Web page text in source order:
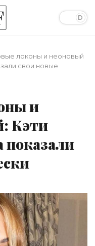
локоны и неоновый
свои новые
и
Кэти
показали